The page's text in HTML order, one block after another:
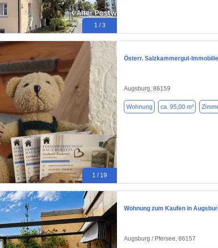
1 / 3
1 / 19
Österr. Salzkammergut-
Augsburg, 86159
Wohnung ca. 95,00 m²
Wohnung zum Kaufen in
Augsburg / Pfersee, 86157